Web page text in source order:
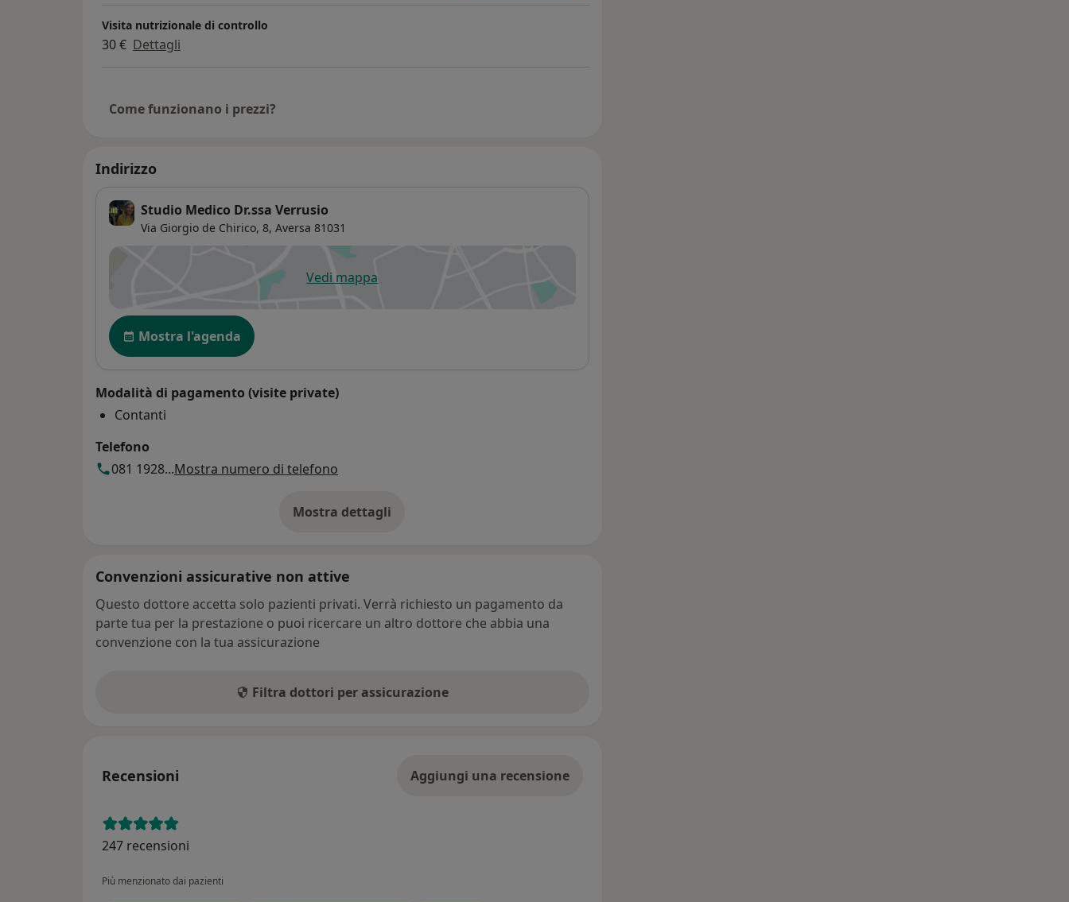
Visita nutrizionale di controllo
30 € Dettagli
Come funzionano i prezzi?
Indirizzo
Studio Medico Dr.ssa Verrusio
Via Giorgio de Chirico, 8, Aversa 81031
Vedi mappasi apre in una nuova scheda
Disponibilità
Mostra l'agenda
Modalità di pagamento (visite private)
Contanti
Telefono
081 1928...Mostra numero di telefono
Mostra dettagli
sull'indirizzo
Convenzioni assicurative non attive
Questo dottore accetta solo pazienti privati. Verrà richiesto un pagamento da
parte tua per la prestazione o puoi ricercare un altro dottore che abbia una
convenzione con la tua assicurazione
Filtra dottori per assicurazione
Recensioni Aggiungi una recensione
247 recensioni
Più menzionato dai pazienti